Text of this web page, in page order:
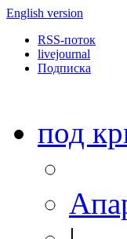
English version
RSS-поток
livejournal
Подписка
под